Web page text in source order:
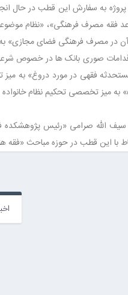
از میان پروژه های این پژوهشکده، ۱۱ پروژه
فقه مصرف فرهنگی»، «نظام
آن در مصرف فرهنگی فضای
صوری بانک ها در خصوص
فقهی در مورد دروغ» به
به میز تخصصی تحکیم نظام
الله صرامی «رئیس
با این قطب در حوزه مباحث «فقه